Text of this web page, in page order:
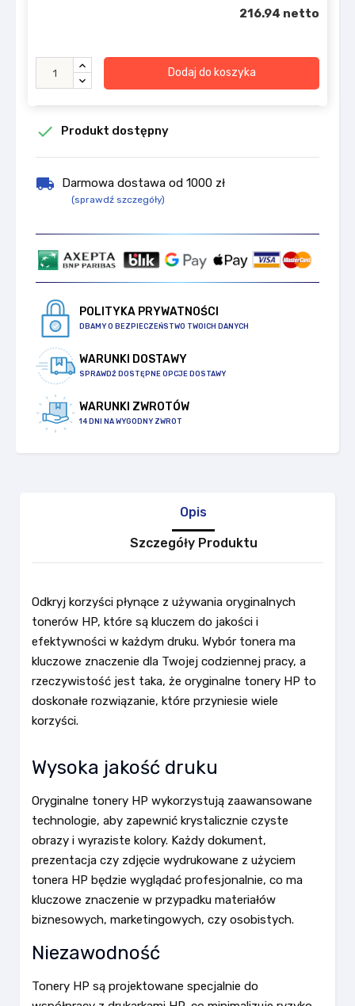
216.94 netto
Dodaj do koszyka
 Produkt dostępny
local_shipping Darmowa dostawa od 1000 zł
(sprawdź szczegóły)
POLITYKA PRYWATNOŚCI
DBAMY O BEZPIECZEŃSTWO TWOICH DANYCH
WARUNKI DOSTAWY
SPRAWDŹ DOSTĘPNE OPCJE DOSTAWY
WARUNKI ZWROTÓW
14 DNI NA WYGODNY ZWROT
Opis
Szczegóły Produktu
Odkryj korzyści płynące z używania oryginalnych
tonerów HP, które są kluczem do jakości i
efektywności w każdym druku. Wybór tonera ma
kluczowe znaczenie dla Twojej codziennej pracy, a
rzeczywistość jest taka, że oryginalne tonery HP to
doskonałe rozwiązanie, które przyniesie wiele
korzyści.
Wysoka jakość druku
Oryginalne tonery HP wykorzystują zaawansowane
technologie, aby zapewnić krystalicznie czyste
obrazy i wyraziste kolory. Każdy dokument,
prezentacja czy zdjęcie wydrukowane z użyciem
tonera HP będzie wyglądać profesjonalnie, co ma
kluczowe znaczenie w przypadku materiałów
biznesowych, marketingowych, czy osobistych.
Niezawodność
Tonery HP są projektowane specjalnie do